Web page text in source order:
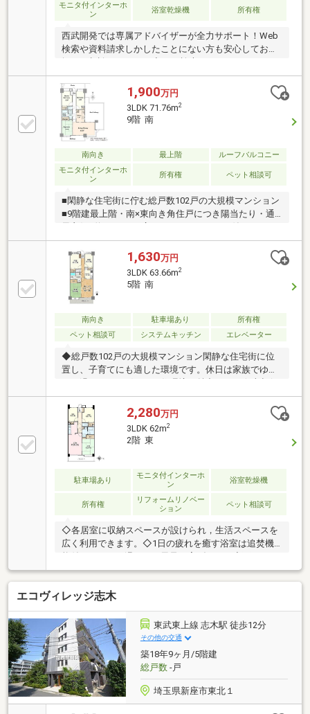
モニタ付インターホ
ン
浴室乾燥機 所有権
西武開発では専属アドバイザーが全力サポート！Web
検索や資料請求しかしたことにない方も安心してお気
いご要望にもお答えできます！◆ホームページ未掲載
物件や当社でしか扱っていない物件からも厳選してオ
ススメ物件をご紹介！◆アドバイザー全員が損害保険
募集人資格保持者アフターフォローもおまかせくださ
い！◆お住まいの購入にかかわる住宅ローン【フラッ
ト35】・【家電販売】・【家具販売】・【保険の見直
し】等におせっかいをする会社です！
1,900万円
3LDK 71.76m2
9階 南
南向き 最上階
ルーフバルコニー
モニタ付インターホ
ン
所有権 ペット相談可
■閑静な住宅街に佇む総戸数102戸の大規模マンション
■9階建最上階・南×東向き角住戸につき陽当たり・通
デニングやアウトドアリビングなど多彩な用途で活用
可能■専用ポーチ付きで戸建て感覚のプライベート性
を確保■浴室追い焚き機能付きでいつでも快適なバス
タイム■24時間換気システム採用■オートロック・TV
モニター付インターホンで安心のセキュリティ■ペッ
ト飼育可能（規約による制限あり）■コンビニやスー
パー、ドラッグストアなど生活利便施設が徒歩圏内に
充実
1,630万円
3LDK 63.66m2
5階 南
南向き 駐車場あり
所有権
ペット相談可
システムキッチン エレベーター
◆総戸数102戸の大規模マンション閑静な住宅街に位
置し、子育てにも適した環境です。休日は家族でゆっ
証キャンペーン実施中☆売却をご依頼いただきます
と、もし期間内に売れなかった場合も予めお伝えした
保証額で100％買取いたします！住み替えをご検討の
方はぜひ一度ご相談ください。
2,280万円
3LDK 62m2
2階 東
駐車場あり
モニタ付インターホ
ン
浴室乾燥機
所有権
リフォームリノベー
ション
ペット相談可
◇各居室に収納スペースが設けられ，生活スペースを
広く利用できます。◇1日の疲れを癒す浴室は追焚機
花粉の時期も気にせず洗濯物を乾かすことができる浴
室乾燥機。◇新座市立大和田小学校まで徒歩約26分の
立地。◇毎日の買物に便利な徒歩約10分の西友 新座
店。◇野火止クリニックまで徒歩約10分，かかりつけ
の病院を近くにもてると安心ですね。◇最寄りのバス
停まで徒歩約5分の立地。
△▼△▼△▼△▼△▼△▼△▼△▼△▼△▼△▼△▼△▼
新座市の不動産の事は『ベストセレクト』へお任せく
ださい！お問い合わせは店舗直通「０４８－４８７－
３９００」へ！！
エコヴィレッジ志木
東武東上線 志木駅 徒歩12分
その他の交通
築18年9ヶ月/5階建
総戸数-戸
埼玉県新座市東北１